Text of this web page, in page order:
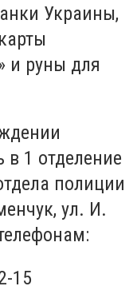
Украины,
и руны для
в 1 отделение
полиции
ул. И.
15